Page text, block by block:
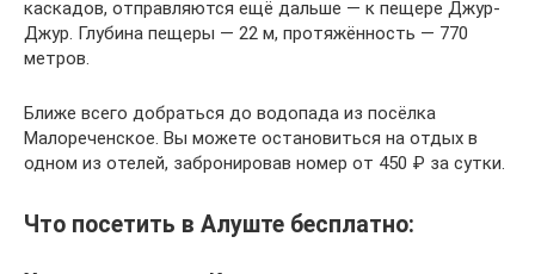
каскадов, отправляются ещё дальше — к пещере Джур-
Джур. Глубина пещеры — 22 м, протяжённость — 770
метров.
Ближе всего добраться до водопада из посёлка
Малореченское. Вы можете остановиться на отдых в
одном из отелей, забронировав номер от 450 ₽ за сутки.
Что посетить в Алуште бесплатно: